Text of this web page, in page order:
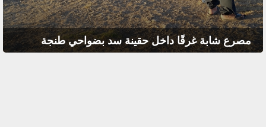
مصرع شابة غرقًا داخل حقينة سد بضواحي طنجة